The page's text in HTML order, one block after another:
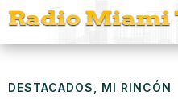
DESTACADOS MI RINCÓN